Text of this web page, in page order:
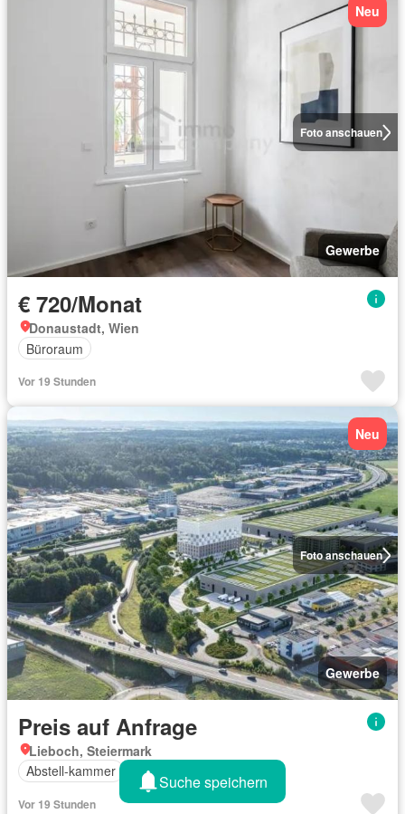
Foto anschauen
Neu
Gewerbe
€ 720/Monat
Donaustadt, Wien
Büroraum
Vor 19 Stunden
Foto anschauen
Neu
Gewerbe
Preis auf Anfrage
Lieboch, Steiermark
Abstell-kammer
Büroraum
Vor 19 Stunden
Suche speichern